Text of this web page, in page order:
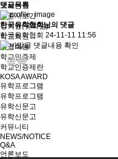
오시는길
회원사보기
정회원(유학원)
학교회원
기업회원
학교인증제
학교인증제란
KOSA AWARD
유학프로그램
유학프로그램
유학신문고
유학신문고
커뮤니티
NEWS/NOTICE
Q&A
언론보도
댓글목록
한국유학협회님의 댓글
한국유학협회 24-11-11 11:56
댓글내용 확인
목록